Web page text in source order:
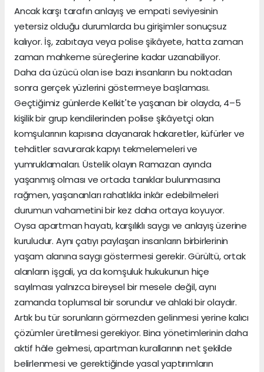
Ancak karşı tarafın anlayış ve empati seviyesinin
yetersiz olduğu durumlarda bu girişimler sonuçsuz
kalıyor. İş, zabıtaya veya polise şikâyete, hatta zaman
zaman mahkeme süreçlerine kadar uzanabiliyor.
Daha da üzücü olan ise bazı insanların bu noktadan
sonra gerçek yüzlerini göstermeye başlaması.
Geçtiğimiz günlerde Kelkit'te yaşanan bir olayda, 4–5
kişilik bir grup kendilerinden polise şikâyetçi olan
komşularının kapısına dayanarak hakaretler, küfürler ve
tehditler savurarak kapıyı tekmelemeleri ve
yumruklamaları. Üstelik olayın Ramazan ayında
yaşanmış olması ve ortada tanıklar bulunmasına
rağmen, yaşananları rahatlıkla inkâr edebilmeleri
durumun vahametini bir kez daha ortaya koyuyor.
Oysa apartman hayatı, karşılıklı saygı ve anlayış üzerine
kuruludur. Aynı çatıyı paylaşan insanların birbirlerinin
yaşam alanına saygı göstermesi gerekir. Gürültü, ortak
alanların işgali, ya da komşuluk hukukunun hiçe
sayılması yalnızca bireysel bir mesele değil, aynı
zamanda toplumsal bir sorundur ve ahlaki bir olaydır.
Artık bu tür sorunların görmezden gelinmesi yerine kalıcı
çözümler üretilmesi gerekiyor. Bina yönetimlerinin daha
aktif hâle gelmesi, apartman kurallarının net şekilde
belirlenmesi ve gerektiğinde yasal yaptırımların